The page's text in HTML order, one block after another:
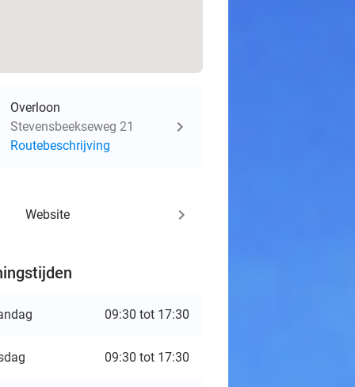
Overloon
Stevensbeekseweg 21
Routebeschrijving
Website keyboard_arrow_right
09:30 tot 17:30
09:30 tot 17:30